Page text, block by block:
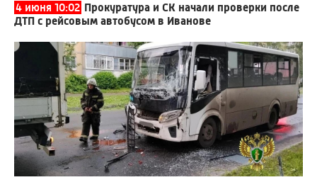
4 июня 10:02 Прокуратура и СК начали проверки после
ДТП с рейсовым автобусом в Иванове